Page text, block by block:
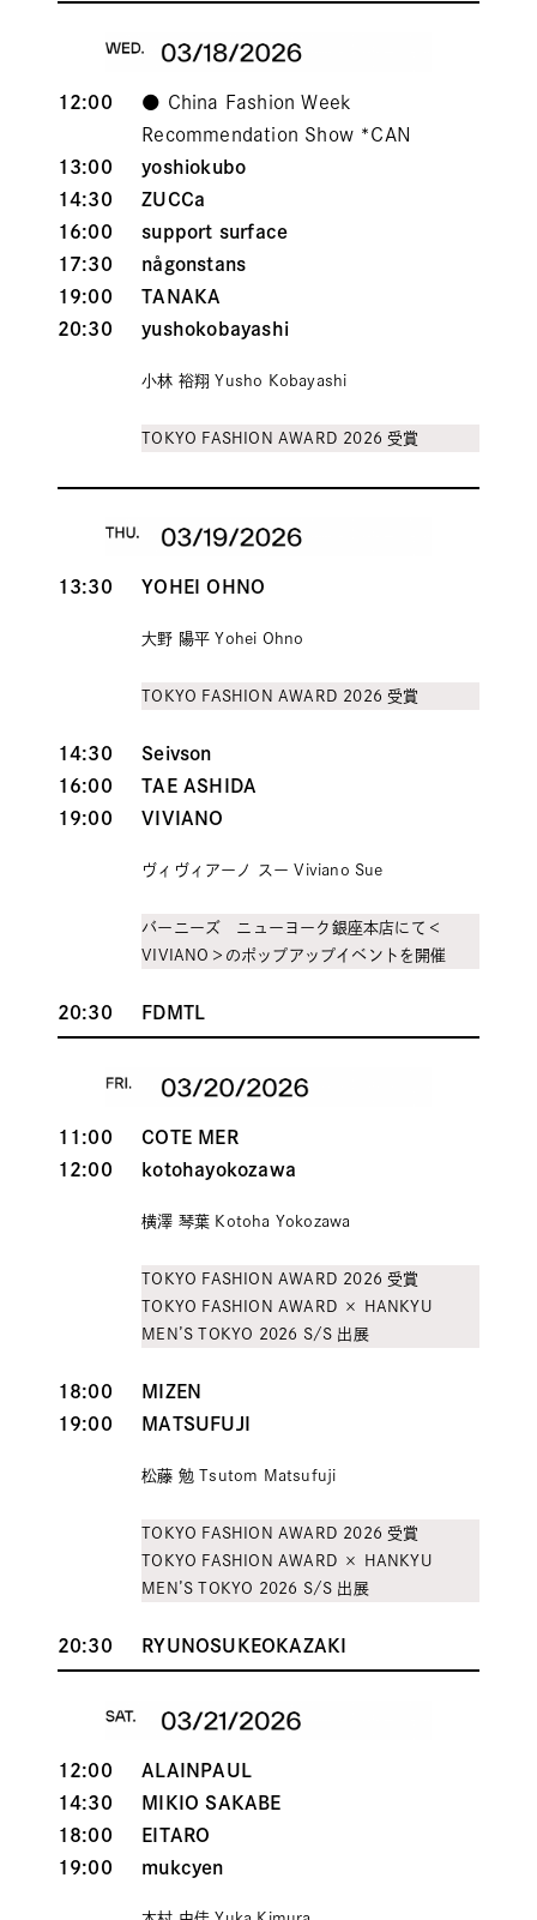
12:00 ● China Fashion Week
Recommendation Show *CAN
13:00
yoshiokubo
14:30
ZUCCa
16:00
support surface
17:30
någonstans
19:00
TANAKA
20:30
yushokobayashi
小林 裕翔 Yusho Kobayashi
TOKYO FASHION AWARD 2026 受賞
13:30 YOHEI OHNO
大野 陽平 Yohei Ohno
TOKYO FASHION AWARD 2026 受賞
14:30
Seivson
16:00
TAE ASHIDA
19:00
VIVIANO
ヴィヴィアーノ スー Viviano Sue
バーニーズ ニューヨーク銀座本店にて＜
VIVIANO＞のポップアップイベントを開催
20:30 FDMTL
11:00
COTE MER
12:00
kotohayokozawa
横澤 琴葉 Kotoha Yokozawa
TOKYO FASHION AWARD 2026 受賞
TOKYO FASHION AWARD × HANKYU
MEN’S TOKYO 2026 S/S 出 展
18:00
MIZEN
19:00
MATSUFUJI
松藤 勉 Tsutom Matsufuji
TOKYO FASHION AWARD 2026 受賞
TOKYO FASHION AWARD × HANKYU
MEN’S TOKYO 2026 S/S 出 展
20:30 RYUNOSUKEOKAZAKI
12:00
ALAINPAUL
14:30
MIKIO SAKABE
18:00
EITARO
19:00
mukcyen